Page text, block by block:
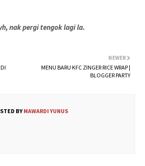
nak pergi tengok lagi la.
NEWER
MENU BARU KFC ZINGER RICE WRAP |
BLOGGER PARTY
BY MAWARDI YUNUS